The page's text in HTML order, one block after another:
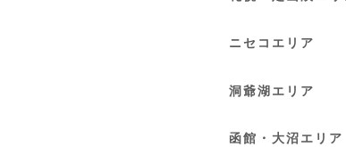
ニセコエリア
洞爺湖エリア
函館・大沼エリア